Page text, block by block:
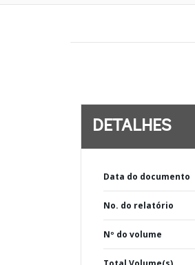
DETALHES
Data do documento
No. do relatório
Nº do volume